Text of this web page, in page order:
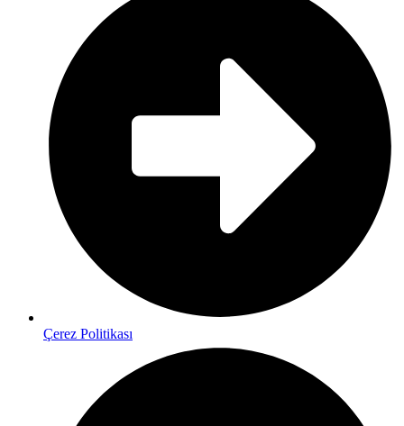
Çerez Politikası